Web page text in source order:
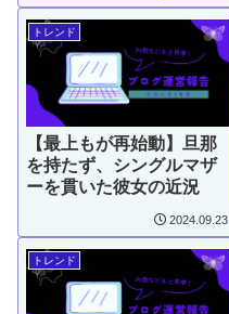
トレンド
【最上もが再始動】旦那
を持たず、シングルマザ
ーを貫いた彼女の近況
2024.09.23
トレンド